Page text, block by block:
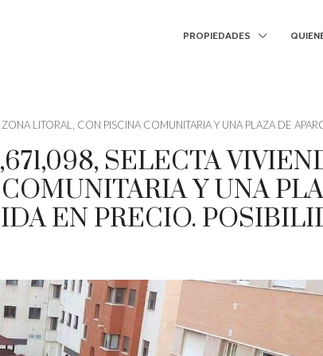
PROPIEDADES
LITORAL, CON PISCINA COMUNITARIA Y UNA PLAZA DE
SELECTA
Y UNA
EN PRECIO.